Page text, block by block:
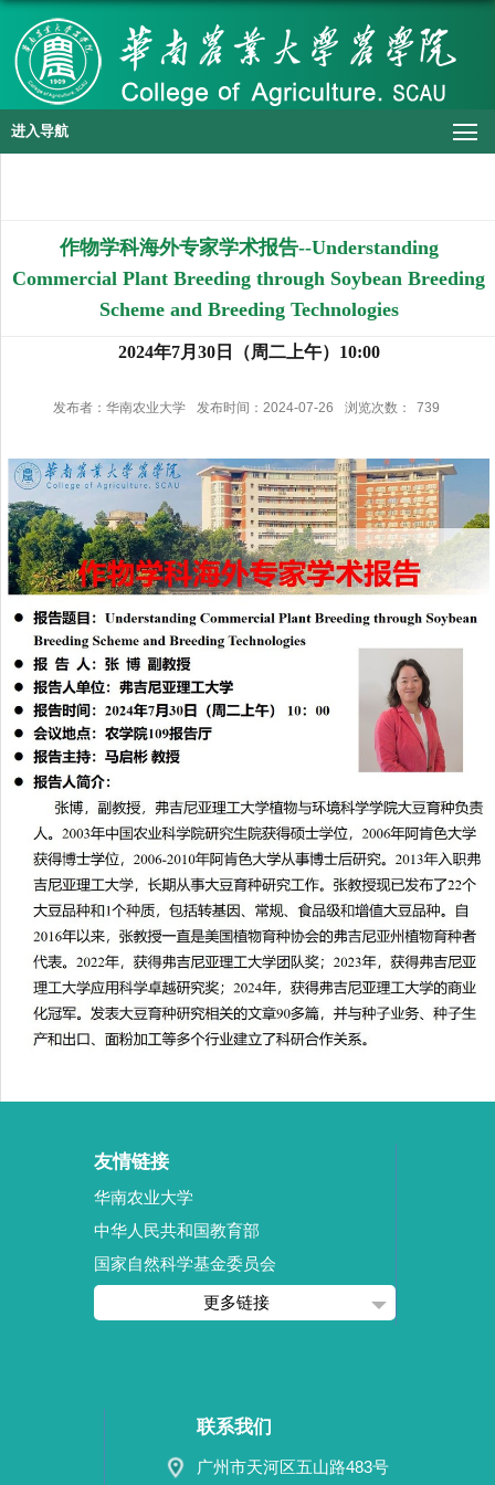
进入导航
作物学科海外专家学术报告--Understanding
Commercial Plant Breeding through Soybean Breeding
Scheme and Breeding Technologies
2024年7月30日（周二上午）10:00
发布者：华南农业大学 发布时间：2024-07-26 浏览次数： 739
友情链接
华南农业大学
中华人民共和国教育部
国家自然科学基金委员会
更多链接
联系我们
广州市天河区五山路483号